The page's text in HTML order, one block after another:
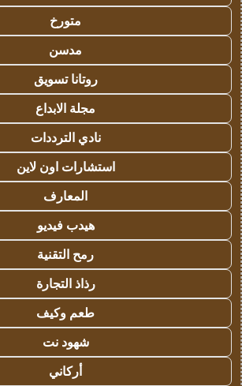
متورخ
مدسن
روتانا تسويق
مجلة الابداع
نادي الترددات
استشارات اون لاين
المعارف
هيدب فيديو
رمح التقنية
رذاذ التجارة
طعم وكيف
شهود نت
أركاني